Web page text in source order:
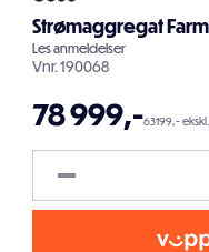
Strømaggregat
Lesanmeldelser
Vnr.190068
78 999,-63199,-